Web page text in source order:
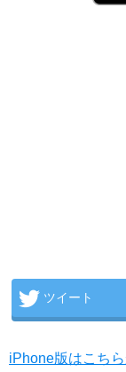
ツイート
iPhone版はこち